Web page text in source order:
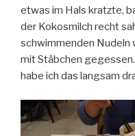
etwas im Hals kratzte,
der Kokosmilch recht
schwimmenden Nudeln
mit Stäbchen
habe ich das langsam